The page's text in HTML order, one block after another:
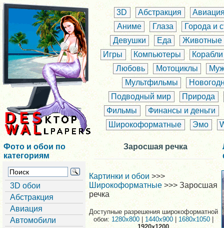
3D Абстракция
Аниме
Глаза
Города и
Девушки
Еда
Животные
Игры
Компьютеры
Корабли
Любовь
Мотоциклы
Мультфильмы
Подводный мир
Природа
Фильмы
Финансы и деньги
Широкоформатные
Эмо
Фото и обои по
категориям
3D обои
Абстракция
Авиация
Автомобили
Заросшая речка
Картинки и обои >>>
Широкоформатные>>> Заросшая
речка
Доступные разрешения широкоформатной
обои: 1280x800 1440x900| 1680x1050